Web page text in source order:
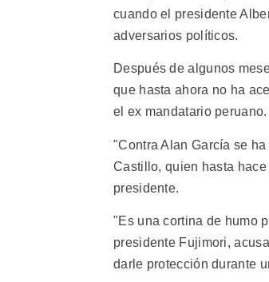
cuando el presidente
adversarios políticos.
Después de algunos
que hasta ahora no ha
el ex mandatario peruano.
"Contra Alan García se
Castillo, quien hasta
presidente.
"Es una cortina de humo
presidente Fujimori,
darle protección durante